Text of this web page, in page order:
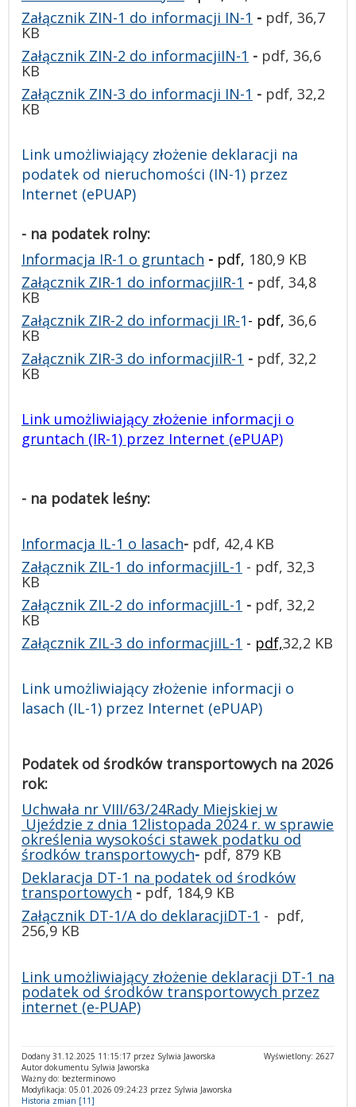
Załącznik ZIN-1 do informacji IN-1 - pdf, 36,7
KB
Załącznik ZIN-2 do informacjiIN-1 - pdf, 36,6
KB
Załącznik ZIN-3 do informacji IN-1 - pdf, 32,2
KB
Link umożliwiający złożenie deklaracji na
podatek od nieruchomości (IN-1) przez
Internet (ePUAP)
- na podatek rolny:
Informacja IR-1 o gruntach - pdf, 180,9 KB
Załącznik ZIR-1 do informacjiIR-1 - pdf, 34,8
KB
Załącznik ZIR-2 do informacji IR-1- pdf, 36,6
KB
Załącznik ZIR-3 do informacjiIR-1 - pdf, 32,2
KB
Link umożliwiający złożenie informacji o
gruntach (IR-1) przez Internet (ePUAP)
- na podatek leśny:
Informacja IL-1 o lasach- pdf, 42,4 KB
Załącznik ZIL-1 do informacjiIL-1 - pdf, 32,3
KB
Załącznik ZIL-2 do informacjiIL-1 - pdf, 32,2
KB
Załącznik ZIL-3 do informacjiIL-1 - pdf,32,2 KB
Link umożliwiający złożenie informacji o
lasach (IL-1) przez Internet (ePUAP)
Podatek od środków transportowych na 2026
rok:
Uchwała nr VIII/63/24Rady Miejskiej w
Ujeździe z dnia 12listopada 2024 r. w sprawie
określenia wysokości stawek podatku od
środków transportowych- pdf, 879 KB
Deklaracja DT-1 na podatek od środków
transportowych - pdf, 184,9 KB
Załącznik DT-1/A do deklaracjiDT-1 - pdf,
256,9 KB
Link umożliwiający złożenie deklaracji DT-1 na
podatek od środków transportowych przez
internet (e-PUAP)
Wyświetlony: 2627
Dodany 31.12.2025 11:15:17 przez Sylwia Jaworska
Autor dokumentu Sylwia Jaworska
Ważny do: bezterminowo
Modyfikacja: 05.01.2026 09:24:23 przez Sylwia Jaworska
Historia zmian [11]